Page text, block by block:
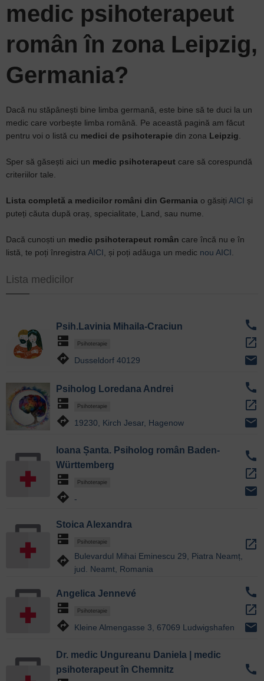
medic psihoterapeut
român în zona Leipzig,
Germania?
Dacă nu stăpânești bine limba germană, este bine să te duci la un
medic care vorbește limba română. Pe această pagină am făcut
pentru voi o listă cu medici de psihoterapie din zona Leipzig
Sper să găsești aici un medic psihoterapeut care să corespundă
criteriilor tale.
Lista completă a medicilor români din Germania o găsiți AICI și
puteți căuta după oraș, specialitate, Land, sau nume.
Dacă cunoști un medic psihoterapeut român care încă nu e în
listă, te poți înregistra AICI , și poți adăuga un medic nou AICI
Lista medicilor
Psih.Lavinia Mihaila-Craciun
dns Psihoterapie
directions Dusseldorf 40129
call
open_in_new
email
Psiholog Loredana Andrei
dns Psihoterapie
directions 19230, Kirch Jesar, Hagenow
call
open_in_new
email
Ioana Șanta. Psiholog român Baden-
Württemberg
dns Psihoterapie
directions -
call
open_in_new
email
Stoica Alexandra
dns Psihoterapie
directions
Bulevardul Mihai Eminescu 29, Piatra Neamț,
jud. Neamt, Romania
open_in_new
Angelica Jennevé
dns Psihoterapie
directions Kleine Almengasse 3, 67069 Ludwigshafen
call
open_in_new
email
Dr. medic Ungureanu Daniela | medic
psihoterapeut în Chemnitz
call